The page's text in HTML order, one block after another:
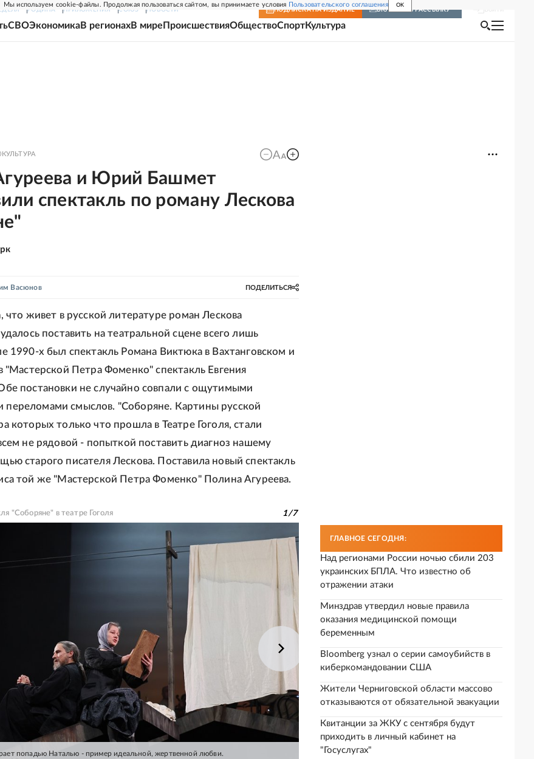
Мы используем cookie-файлы. Продолжая пользоваться сайтом, вы принимаете условия Пользовательского соглашения OK
РОДИНА ПРИЛОЖЕНИЯ СОЮЗ НОВОСТИ ПОДПИСКА НА ИЗДАНИЕ ВКЛЮЧИТЬ РАССЫЛКУ
СВОЭкономикаВ регионахВ мире ПроисшествияОбществоСпортКультура
КУЛЬТУРА
и Юрий Башмет
спектакль по роману Лескова
Васюнов ПОДЕЛИТЬСЯ
что живет в русской литературе роман Лескова
поставить на театральной сцене всего лишь
1990-х был спектакль Романа Виктюка в Вахтанговском и
"Мастерской Петра Фоменко" спектакль Евгения
постановки не случайно совпали с ощутимыми
смыслов. "Соборяне. Картины русской
которых только что прошла в Театре Гоголя, стали
не рядовой - попыткой поставить диагноз нашему
старого писателя Лескова. Поставила новый спектакль
той же "Мастерской Петра Фоменко" Полина Агуреева.
"Соборяне" в театре Гоголя 1/7
попадью Наталью - пример идеальной, жертвенной любви.
ГЛАВНОЕ СЕГОДНЯ:
Над регионами России ночью сбили 203
украинских БПЛА. Что известно об
отражении атаки
Минздрав утвердил новые правила
оказания медицинской помощи
беременным
Bloomberg узнал о серии самоубийств в
киберкомандовании США
Жители Черниговской области массово
отказываются от обязательной эвакуации
Квитанции за ЖКУ с сентября будут
приходить в личный кабинет на
"Госуслугах"